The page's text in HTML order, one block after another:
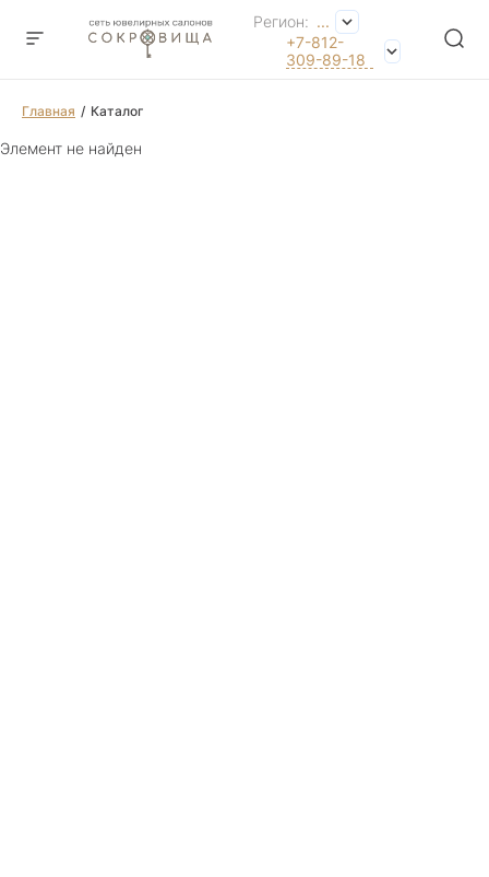
Регион: ...
+7-812-
309-89-18
Главная Каталог
Элемент не найден